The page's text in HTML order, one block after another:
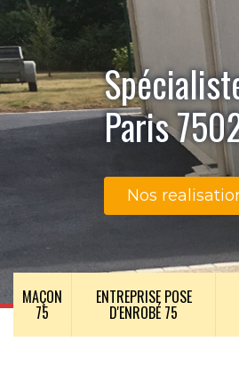
Paris
Nos
MAÇON
75
ENTREPRISE POSE
D'ENROBÉ 75